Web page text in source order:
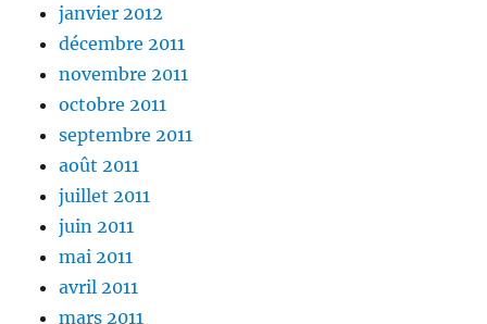
janvier 2012
décembre 2011
novembre 2011
octobre 2011
septembre 2011
août 2011
juillet 2011
juin 2011
mai 2011
avril 2011
mars 2011